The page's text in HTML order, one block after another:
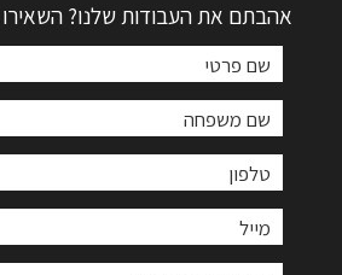
אהבתם את העבודות שלנו?